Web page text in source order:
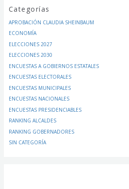
Categorías
APROBACIÓN CLAUDIA SHEINBAUM
ECONOMÍA
ELECCIONES 2027
ELECCIONES 2030
ENCUESTAS A GOBIERNOS ESTATALES
ENCUESTAS ELECTORALES
ENCUESTAS MUNICIPALES
ENCUESTAS NACIONALES
ENCUESTAS PRESIDENCIABLES
RANKING ALCALDES
RANKING GOBERNADORES
SIN CATEGORÍA